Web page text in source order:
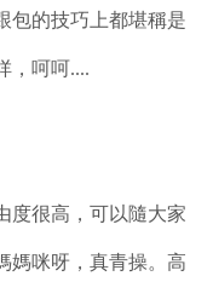
包的技巧上都堪稱是
，呵呵....
度很高，可以隨大家
媽咪呀，真青操。高